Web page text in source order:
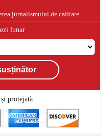
jurnalismului de calitate
lunar
protejată